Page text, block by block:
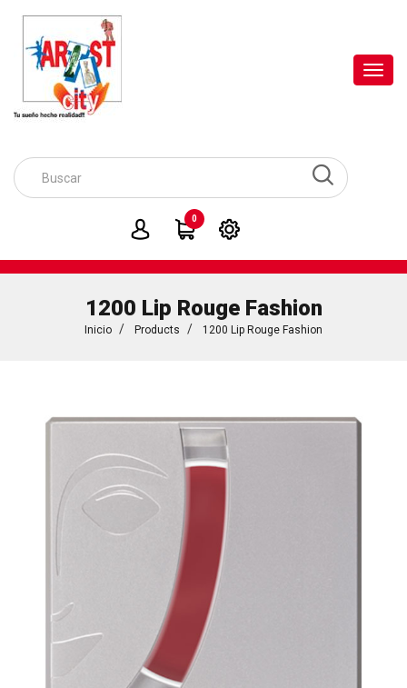
0
1200 Lip Rouge Fashion
Inicio Products 1200 Lip Rouge Fashion